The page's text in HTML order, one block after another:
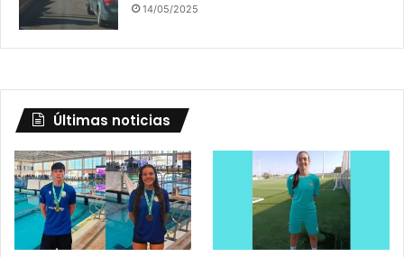
14/05/2025
Últimas noticias